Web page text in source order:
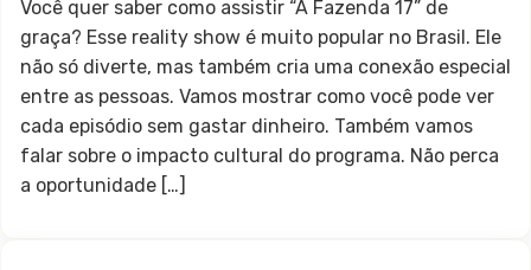
Você quer saber como assistir “A Fazenda 17” de
graça? Esse reality show é muito popular no Brasil. Ele
não só diverte, mas também cria uma conexão especial
entre as pessoas. Vamos mostrar como você pode ver
cada episódio sem gastar dinheiro. Também vamos
falar sobre o impacto cultural do programa. Não perca
a oportunidade […]